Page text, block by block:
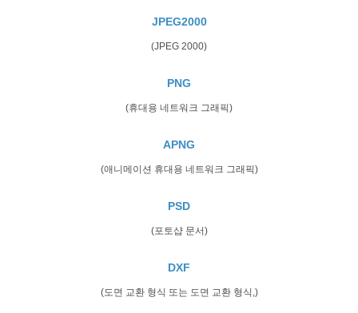
JPEG2000
(JPEG 2000)
PNG
(휴대용 네트워크 그래픽)
APNG
(애니메이션 휴대용 네트워크 그래픽)
PSD
(포토샵 문서)
DXF
(도면 교환 형식 또는 도면 교환 형식,)